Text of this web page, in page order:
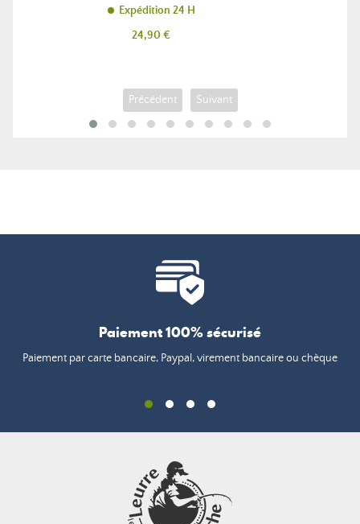
Expédition 24 H
Prix
24,90 €
Précédent Suivant
Paiement 100% sécurisé
Paiement par carte bancaire, Paypal, virement bancaire ou chèque